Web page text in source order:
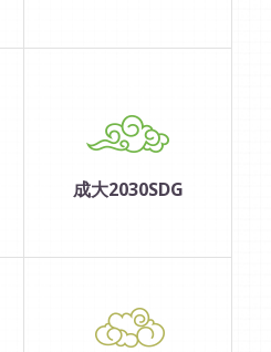
成大2030SDG